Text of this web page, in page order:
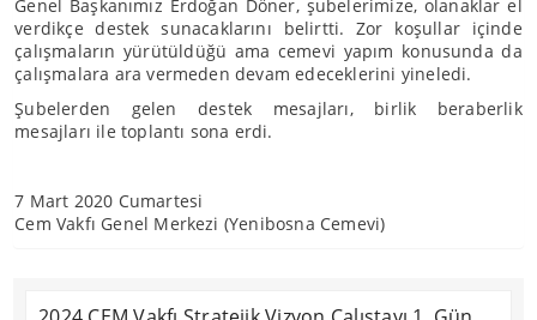
Genel Başkanımız Erdoğan Döner, şubelerimize, olanaklar el
verdikçe destek sunacaklarını belirtti. Zor koşullar içinde
çalışmaların yürütüldüğü ama cemevi yapım konusunda da
çalışmalara ara vermeden devam edeceklerini yineledi.
Şubelerden gelen destek mesajları, birlik beraberlik
mesajları ile toplantı sona erdi.
7 Mart 2020 Cumartesi
Cem Vakfı Genel Merkezi (Yenibosna Cemevi)